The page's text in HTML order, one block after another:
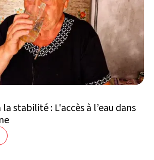
stabilité : L'accès à l’eau dans